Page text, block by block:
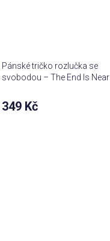
Pánské tričko rozlučka se
svobodou – The End Is Near
349 Kč